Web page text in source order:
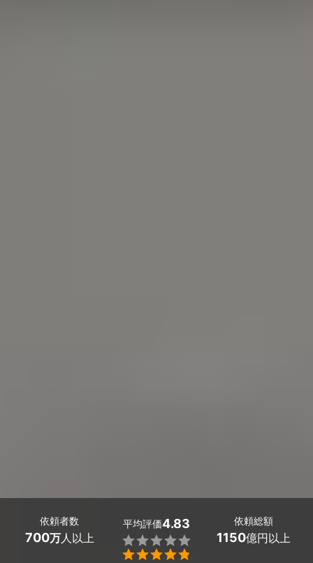
依頼者数
700万人以上
平均評価4.83


依頼総額
1150億円以上